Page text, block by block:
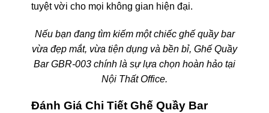
tuyệt vời cho mọi không gian hiện đại.
Nếu bạn đang tìm kiếm một chiếc ghế quầy bar
vừa đẹp mắt, vừa tiện dụng và bền bỉ, Ghế Quầy
Bar GBR-003 chính là sự lựa chọn hoàn hảo tại
Nội Thất Office.
Đánh Giá Chi Tiết Ghế Quầy Bar